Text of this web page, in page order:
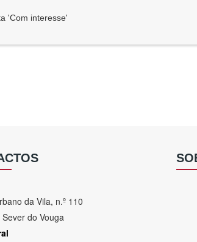
'Com interesse'
da Vila, n.º 110
do Vouga